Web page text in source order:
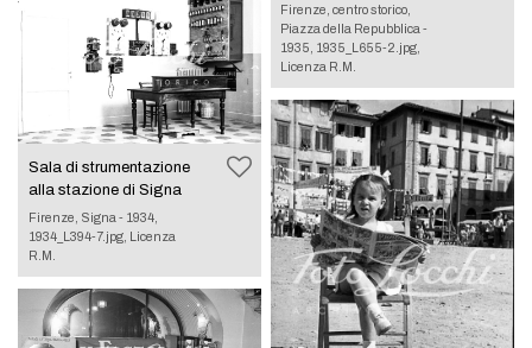
Sala di strumentazione
alla stazione di Signa
Firenze, Signa - 1934,
1934_L394-7.jpg, Licenza
R.M.
Firenze, centro storico,
Piazza della Repubblica -
1935, 1935_L655-2.jpg,
Licenza R.M.